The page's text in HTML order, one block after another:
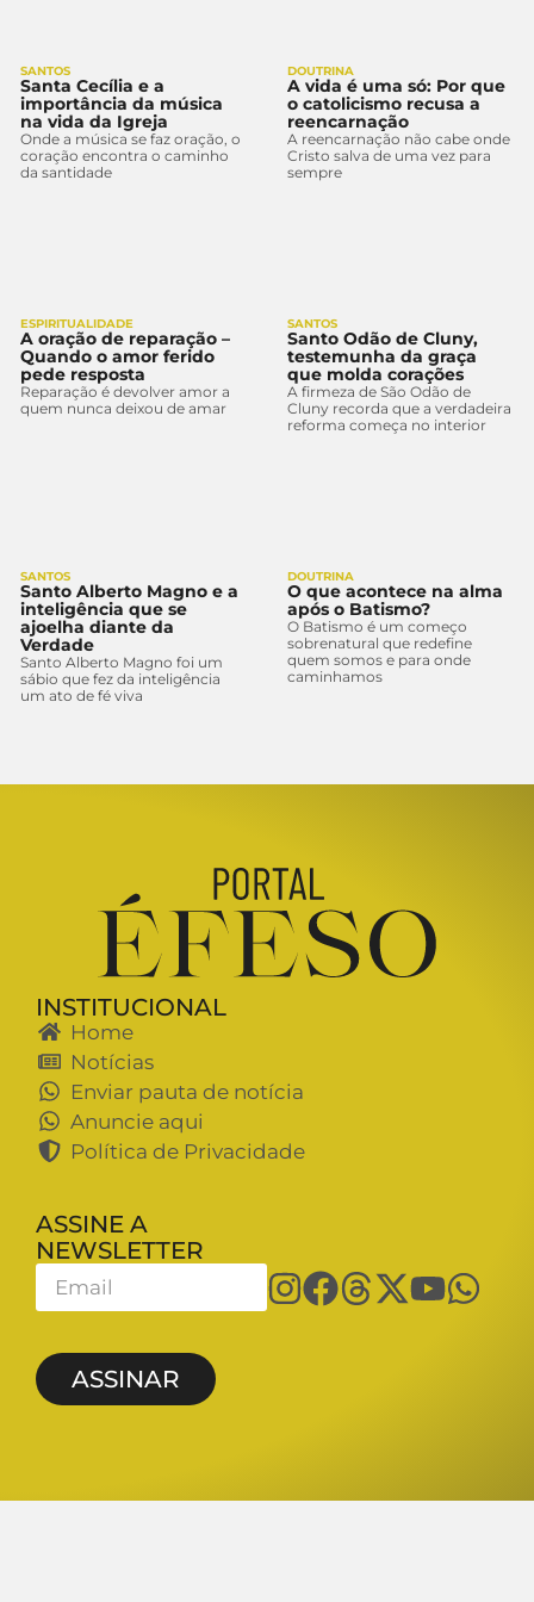
SANTOS
Santa Cecília e a
importância da música
na vida da Igreja
Onde a música se faz oração, o
coração encontra o caminho
da santidade
DOUTRINA
A vida é uma só: Por que
o catolicismo recusa a
reencarnação
A reencarnação não cabe onde
Cristo salva de uma vez para
sempre
ESPIRITUALIDADE
A oração de reparação –
Quando o amor ferido
pede resposta
Reparação é devolver amor a
quem nunca deixou de amar
SANTOS
Santo Odão de Cluny,
testemunha da graça
que molda corações
A firmeza de São Odão de
Cluny recorda que a verdadeira
reforma começa no interior
SANTOS
Santo Alberto Magno e a
inteligência que se
ajoelha diante da
Verdade
Santo Alberto Magno foi um
sábio que fez da inteligência
um ato de fé viva
DOUTRINA
O que acontece na alma
após o Batismo?
O Batismo é um começo
sobrenatural que redefine
quem somos e para onde
caminhamos
INSTITUCIONAL
Home
Notícias
Enviar pauta de notícia
Anuncie aqui
Política de Privacidade
ASSINE A
NEWSLETTER
ASSINAR